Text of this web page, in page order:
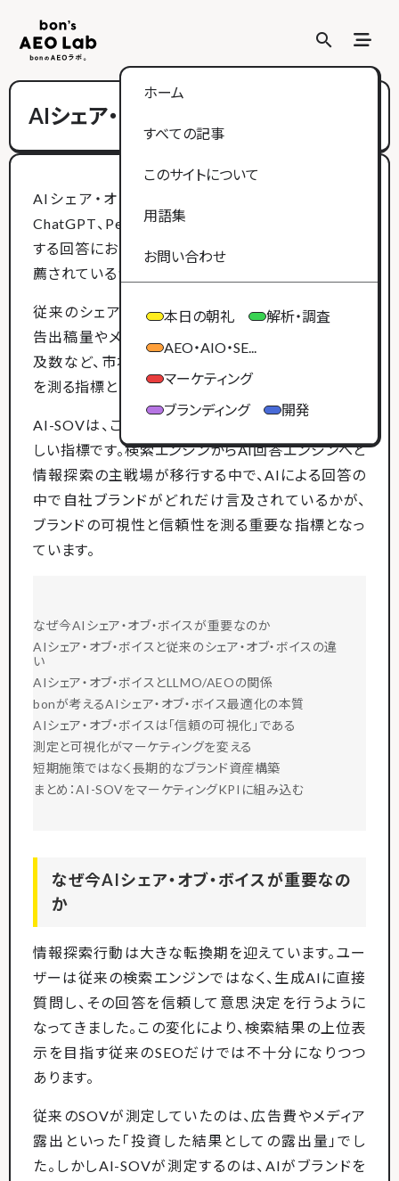
search
search
ホーム
すべての記事
このサイトについて
用語集
お問い合わせ
本日の朝礼
解析・調査
AEO・AIO・SE...
マーケティング
ブランディング
開発
AIシェア・オブ・ボイス
AIシェア・オブ・ボイス（AI Share of Voice）とは、
ChatGPT、Perplexity、Geminiなどの生成AIが提供
する回答において、自社ブランドがどれだけ言及・推
薦されているかを示す指標です。
従来のシェア・オブ・ボイス（Share of Voice）は、広
告出稿量やメディア露出、ソーシャルメディアでの言
及数など、市場全体における自社ブランドの占有率
を測る指標として使われてきました。
AI-SOVは、この概念を生成AI時代に適応させた新
しい指標です。検索エンジンからAI回答エンジンへと
情報探索の主戦場が移行する中で、AIによる回答の
中で自社ブランドがどれだけ言及されているかが、
ブランドの可視性と信頼性を測る重要な指標となっ
ています。
なぜ今AIシェア・オブ・ボイスが重要なのか
AIシェア・オブ・ボイスと従来のシェア・オブ・ボイスの違
い
AIシェア・オブ・ボイスとLLMO/AEOの関係
bonが考えるAIシェア・オブ・ボイス最適化の本質
AIシェア・オブ・ボイスは「信頼の可視化」である
測定と可視化がマーケティングを変える
短期施策ではなく長期的なブランド資産構築
まとめ：AI-SOVをマーケティングKPIに組み込む
なぜ今AIシェア・オブ・ボイスが重要なの
か
情報探索行動は大きな転換期を迎えています。ユー
ザーは従来の検索エンジンではなく、生成AIに直接
質問し、その回答を信頼して意思決定を行うように
なってきました。この変化により、検索結果の上位表
示を目指す従来のSEOだけでは不十分になりつつ
あります。
従来のSOVが測定していたのは、広告費やメディア
露出といった「投資した結果としての露出量」でし
た。しかしAI-SOVが測定するのは、AIがブランドを